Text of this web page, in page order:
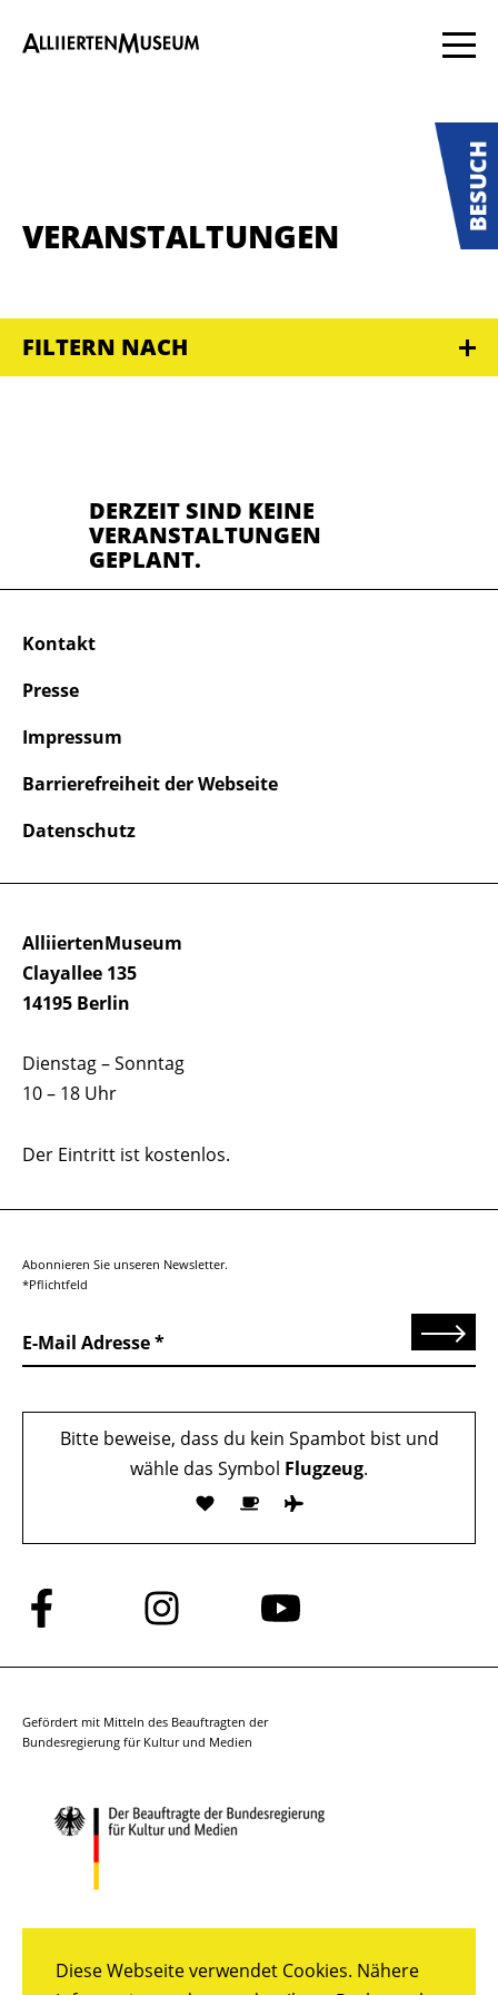
Diese Webseite verwendet Cookies. Nähere
VERANSTALTUNGEN
FILTERN NACH
DERZEIT SIND KEINE
VERANSTALTUNGEN
GEPLANT.
AlliiertenMuseum
Clayallee 135
14195 Berlin
Dienstag – Sonntag
10 – 18 Uhr
Der Eintritt ist kostenlos.
Kontakt
Presse
Impressum
Barrierefreiheit der Webseite
Datenschutz
Abonnieren Sie unseren Newsletter.
*Pflichtfeld
E-Mail Adresse Senden
Bitte beweise, dass du kein Spambot bist und
wähle das Symbol Flugzeug.
Folge
uns
auf
Folge
uns
auf
Folge
auf
Gefördert mit Mitteln des Beauftragten der
Bundesregierung für Kultur und Medien